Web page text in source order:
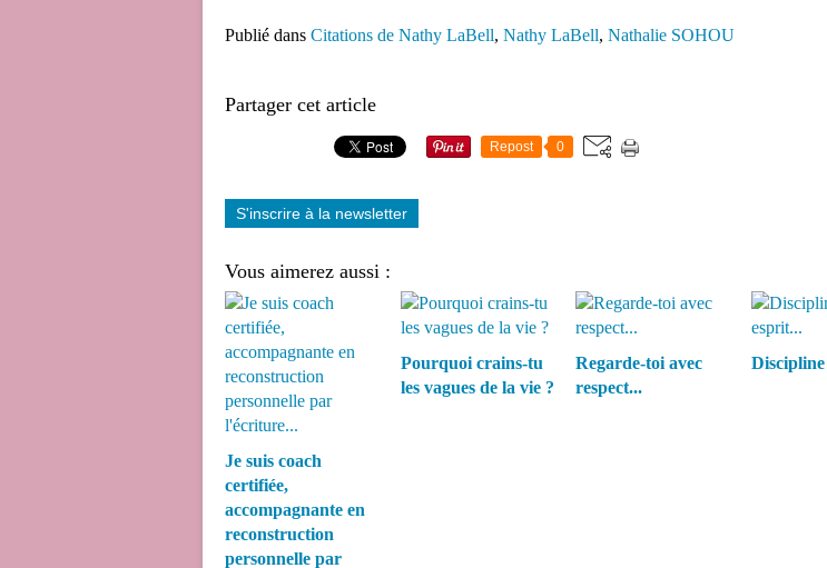
Publié dans Citations de Nathy LaBell, Nathy LaBell, Nathalie SOHOU
Partager cet article
Repost 0
S'inscrire à la newsletter
Vous aimerez aussi :
Je suis coach
certifiée,
accompagnante en
reconstruction
personnelle par
Pourquoi crains-tu
les vagues de la vie ?
Regarde-toi avec
respect...